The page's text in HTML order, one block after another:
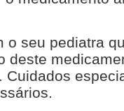
o seu pediatra
deste
Cuidados